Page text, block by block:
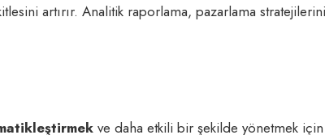
artırır. Analitik raporlama, pazarlama
ve daha etkili bir şekilde yönetmek